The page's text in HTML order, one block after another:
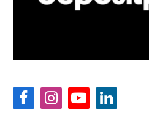
FacebookInstagramYouTubeLinkedIn